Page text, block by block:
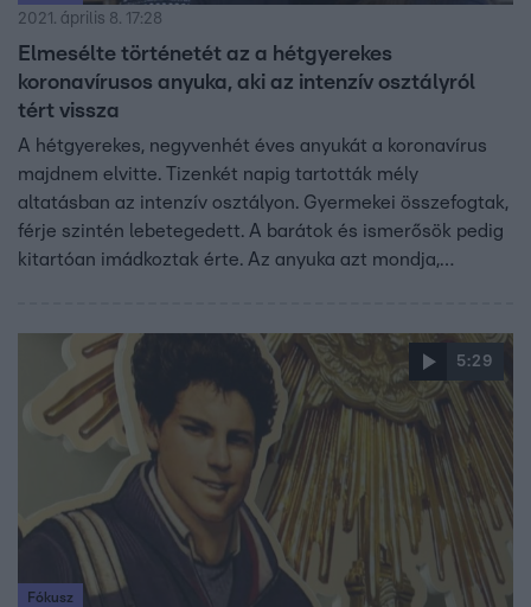
2021. április 8. 17:28
Elmesélte történetét az a hétgyerekes
koronavírusos anyuka, aki az intenzív osztályról
tért vissza
A hétgyerekes, negyvenhét éves anyukát a koronavírus
majdnem elvitte. Tizenkét napig tartották mély
altatásban az intenzív osztályon. Gyermekei összefogtak,
férje szintén lebetegedett. A barátok és ismerősök pedig
kitartóan imádkoztak érte. Az anyuka azt mondja,
5:29
Fókusz